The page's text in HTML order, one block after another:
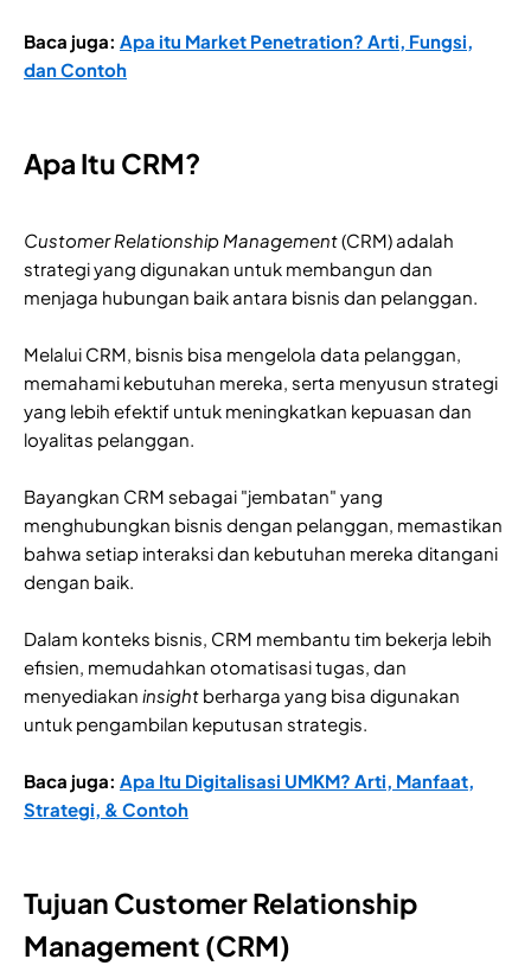
Baca juga: Apa itu Market Penetration? Arti, Fungsi,
dan Contoh
Apa Itu CRM?
Customer Relationship Management(CRM) adalah
strategi yang digunakan untuk membangun dan
menjaga hubungan baik antara bisnis dan pelanggan.
Melalui CRM, bisnis bisa mengelola data pelanggan,
memahami kebutuhan mereka, serta menyusun strategi
yang lebih efektif untuk meningkatkan kepuasan dan
loyalitas pelanggan.
Bayangkan CRM sebagai "jembatan" yang
menghubungkan bisnis dengan pelanggan, memastikan
bahwa setiap interaksi dan kebutuhan mereka ditangani
dengan baik.
Dalam konteks bisnis, CRM membantu tim bekerja lebih
efisien, memudahkan otomatisasi tugas, dan
menyediakan insight berharga yang bisa digunakan
untuk pengambilan keputusan strategis.
Baca juga: Apa Itu Digitalisasi UMKM? Arti, Manfaat,
Strategi, & Contoh
Tujuan Customer Relationship
Management (CRM)